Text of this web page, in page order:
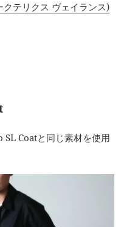
クテリクス ヴェイランス)
Coatと同じ素材を使用